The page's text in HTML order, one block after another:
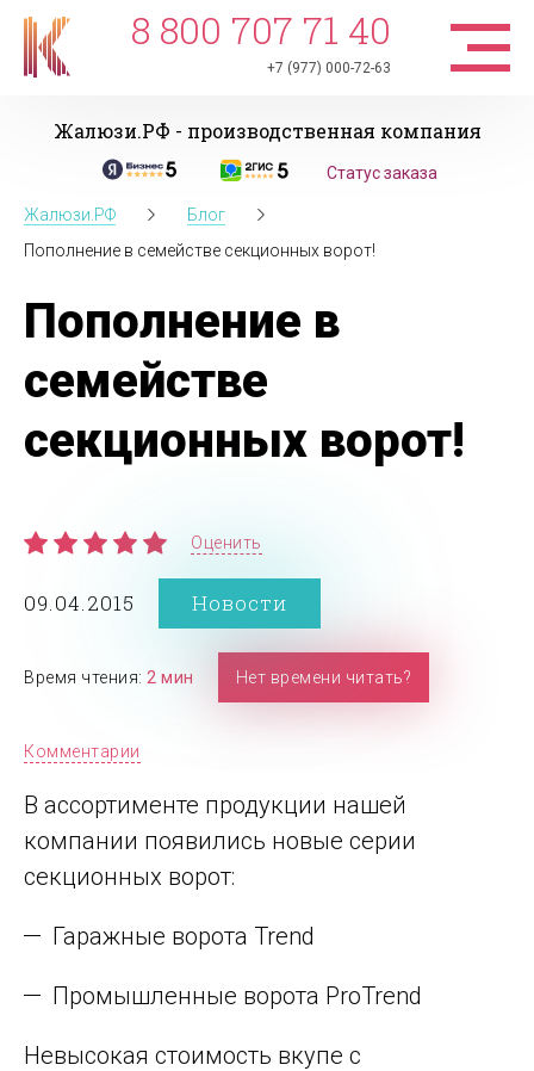
8 800 707 71 40
+7 (977) 000-72-63
Жалюзи.РФ - производственная компания
Статус заказа
Жалюзи.РФ
Блог
Пополнение в семействе секционных ворот!
Пополнение в
семействе
секционных ворот!
Оценить
09.04.2015 Новости
Время чтения: 2 мин Нет времени читать?
Комментарии
В ассортименте продукции нашей
компании появились новые серии
секционных ворот:
Гаражные ворота Trend
Промышленные ворота ProTrend
Невысокая стоимость вкупе с